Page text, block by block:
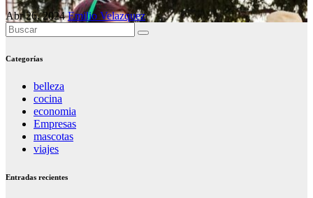
Abr 26, 2024Emilio Velazquez
Categorías
belleza
cocina
economia
Empresas
mascotas
viajes
Entradas recientes